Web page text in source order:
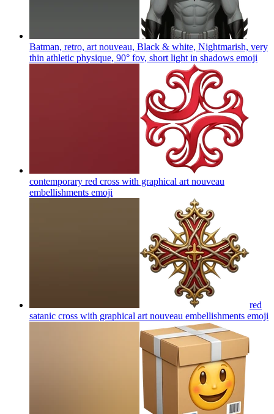
Batman, retro, art nouveau, Black & white, Nightmarish, very
thin athletic physique, 90° fov, short light in shadows emoji
contemporary red cross with graphical art nouveau
embellishments emoji
red
satanic cross with graphical art nouveau embellishments emoji